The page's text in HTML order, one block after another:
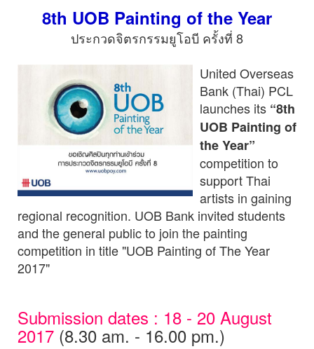
8th UOB Painting of the Year
ประกวดจิตรกรรมยูโอบี ครั้งที่ 8
United Overseas
Bank (Thai) PCL
launches its “8th
UOB Painting of
the Year”
competition to
support Thai
artists in gaining
regional recognition. UOB Bank invited students
and the general public to join the painting
competition in title "UOB Painting of The Year
2017"
Submission dates : 18 - 20 August
2017 (8.30 am. - 16.00 pm.)